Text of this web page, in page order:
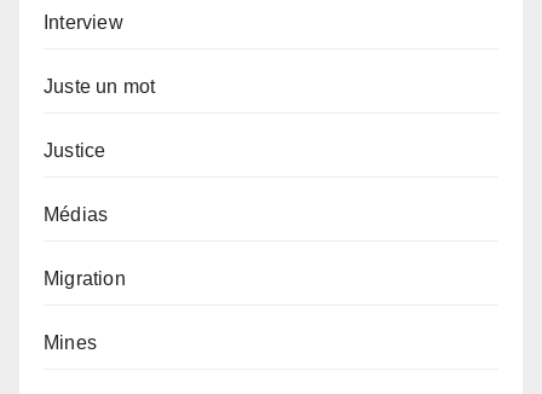
Interview
Juste un mot
Justice
Médias
Migration
Mines